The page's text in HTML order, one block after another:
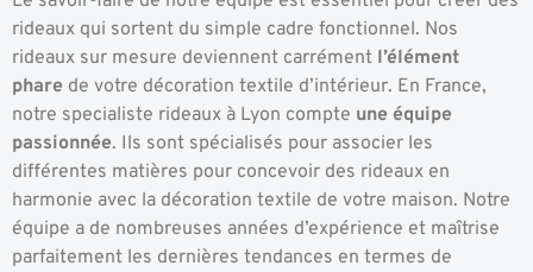
rideaux qui sortent du simple cadre fonctionnel. Nos
rideaux sur mesure deviennent carrément l’élément
phare de votre décoration textile d’intérieur. En France,
notre specialiste rideaux à Lyon compte une équipe
passionnée. Ils sont spécialisés pour associer les
différentes matières pour concevoir des rideaux en
harmonie avec la décoration textile de votre maison. Notre
équipe a de nombreuses années d’expérience et maîtrise
parfaitement les dernières tendances en termes de